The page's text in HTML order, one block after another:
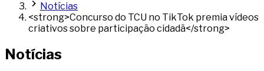
Notícias
<strong>Concurso do TCU no TikTok premia vídeos
criativos sobre participação cidadã</strong>
Notícias